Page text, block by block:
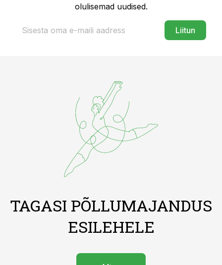
olulisemad uudised.
Liitun
TAGASI PÕLLUMAJANDUS
ESILEHELE